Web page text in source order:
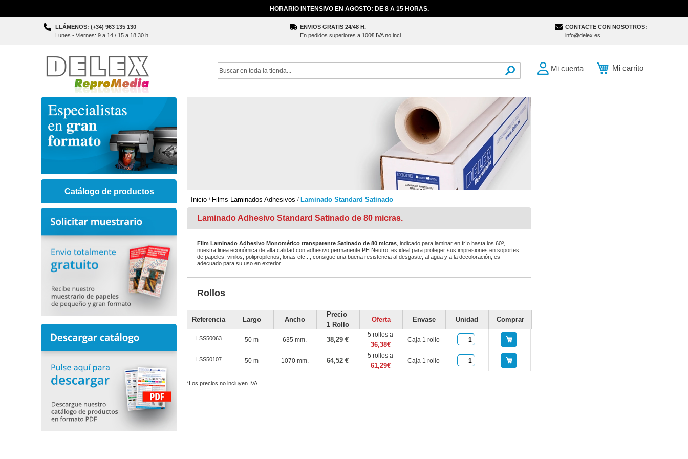
HORARIO INTENSIVO EN AGOSTO: DE 8 A 15 HORAS.
Skip
LLÁMENOS: (+34) 963 135 130
Lunes - Viernes: 9 a 14 / 15 a 18.30 h.
ENVIOS GRATIS 24/48 H.
En pedidos superiores a 100€ IVA no incl.
CONTACTE CON NOSOTROS:
info@delex.es
Mi carrito
Mi cuenta
Search
Inicio Films Laminados Adhesivos Laminado Standard Satinado
Laminado Adhesivo Standard Satinado de 80 micras.
Film Laminado Adhesivo Monomérico transparente Satinado de 80 micras , indicado para laminar en frío hasta los 60º,
nuestra linea económica de alta calidad con adhesivo permanente PH Neutro, es ideal para proteger sus impresiones en soportes
de papeles, vinilos, polipropilenos, lonas etc..., consigue una buena resistencia al desgaste, al agua y a la decoloración, es
adecuado para su uso en exterior.
Rollos
Referencia Largo Ancho
Precio
1 Rollo
Oferta Envase Unidad Comprar
LSS50063 50 m 635 mm. 38,29 €
5 rollos a
36,38€
Caja 1 rollo
LSS50107 50 m 1070 mm. 64,52 €
5 rollos a
61,29€
Caja 1 rollo
*Los precios no incluyen IVA
Catálogo de productos